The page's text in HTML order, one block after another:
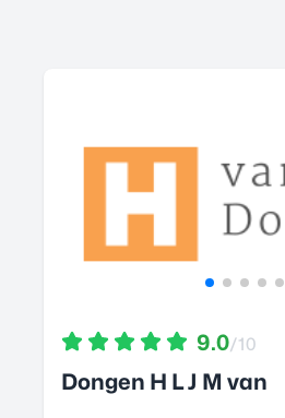
9.0/10
Dongen H L J M van